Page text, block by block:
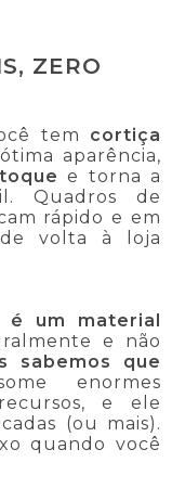
ZERO
tem cortiça
aparência,
e torna a
Quadros de
rápido e em
volta à loja
um material
e não
sabemos que
enormes
e ele
(ou mais).
quando você